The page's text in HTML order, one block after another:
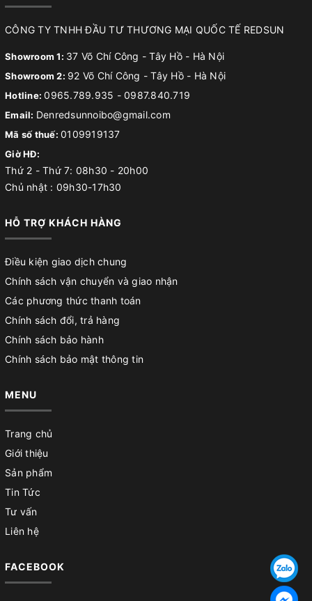
CÔNG TY TNHH ĐẦU TƯ THƯƠNG MẠI QUỐC TẾ REDSUN
Showroom 1: 37 Võ Chí Công - Tây Hồ - Hà Nội
Showroom 2: 92 Võ Chí Công - Tây Hồ - Hà Nội
Hotline:0965.789.935 - 0987.840.719
Email: Denredsunnoibo@gmail.com
Mã số thuế: 0109919137
Giờ HĐ:
Thứ 2 - Thứ 7: 08h30 - 20h00
Chủ nhật : 09h30-17h30
HỖ TRỢ KHÁCH HÀNG
Điều kiện giao dịch chung
Chính sách vận chuyển và giao nhận
Các phương thức thanh toán
Chính sách đổi, trả hàng
Chính sách bảo hành
Chính sách bảo mật thông tin
MENU
Trang chủ
Giới thiệu
Sản phẩm
Tin Tức
Tư vấn
Liên hệ
FACEBOOK